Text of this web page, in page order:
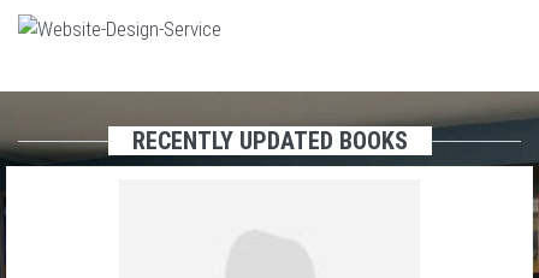
RECENTLY UPDATED BOOKS